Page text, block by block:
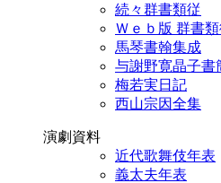
続々群書類従
Ｗｅｂ版 群書
馬琴書翰集成
与謝野寛晶子書
梅若実日記
西山宗因全集
演劇資料
近代歌舞伎年表
義太夫年表